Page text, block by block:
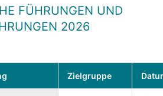
FÜHRUNGEN UND
2026
Zielgruppe